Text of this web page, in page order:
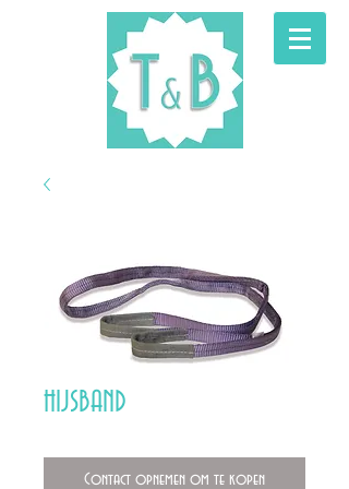
HIJSBAND
Contact opnemen om te kopen